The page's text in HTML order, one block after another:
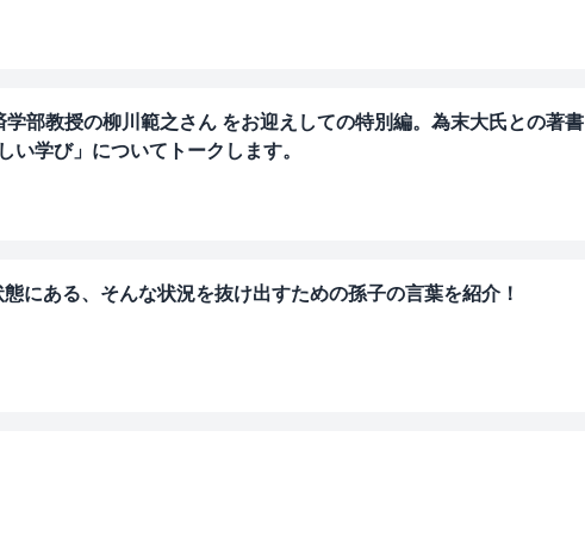
部教授の柳川範之さん をお迎えしての特別編。為末大氏との著書
学び」についてトークします。
にある、そんな状況を抜け出すための孫子の言葉を紹介！